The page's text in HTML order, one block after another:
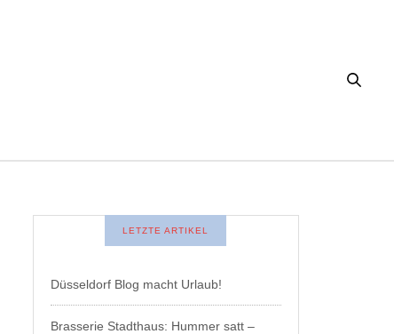
LETZTE ARTIKEL
Düsseldorf Blog macht Urlaub!
Brasserie Stadthaus: Hummer satt –